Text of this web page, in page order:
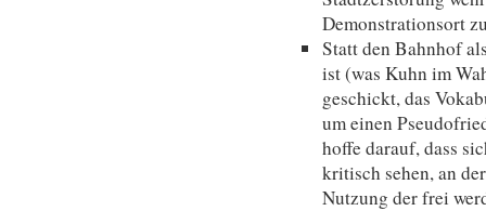
Demonstrationsort
Statt den Bahnhof
ist (was Kuhn im
geschickt, das
um einen
hoffe darauf, dass
kritisch sehen, an
Nutzung der frei